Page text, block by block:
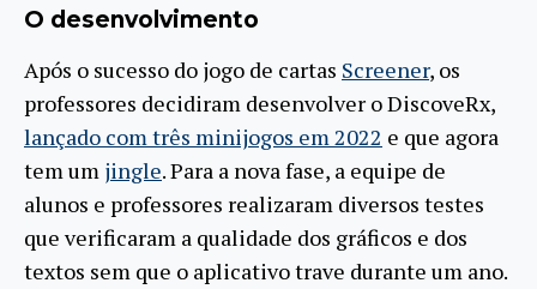
O desenvolvimento
Após o sucesso do jogo de cartas Screener, os
professores decidiram desenvolver o DiscoveRx,
lançado com três minijogos em 2022 e que agora
tem um jingle. Para a nova fase, a equipe de
alunos e professores realizaram diversos testes
que verificaram a qualidade dos gráficos e dos
textos sem que o aplicativo trave durante um ano.